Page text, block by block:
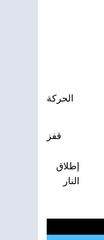
الحركة
قفز
إطلاق
النار